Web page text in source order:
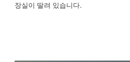
장실이 딸려 있습니다.